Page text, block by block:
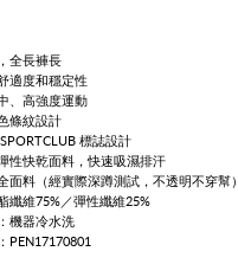
全長褲長
適度和穩定性
、高強度運動
條紋設計
標誌設計
性快乾面料，快速吸濕排汗
面料（經實際深蹲測試，不透明不穿幫）
纖維75%／彈性纖維25%
機器冷水洗
PEN17170801